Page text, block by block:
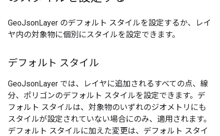
GeoJsonLayer のデフォルト スタイルを設定するか、レイ
ヤ内の対象物に個別にスタイルを設定できます。
デフォルト スタイル
GeoJsonLayer では、レイヤに追加されるすべての点、線
分、ポリゴンのデフォルト スタイルを設定できます。デ
フォルト スタイルは、対象物のいずれのジオメトリにも
スタイルが設定されていない場合にのみ、適用されます。
デフォルト スタイルに加えた変更は、デフォルト スタイ